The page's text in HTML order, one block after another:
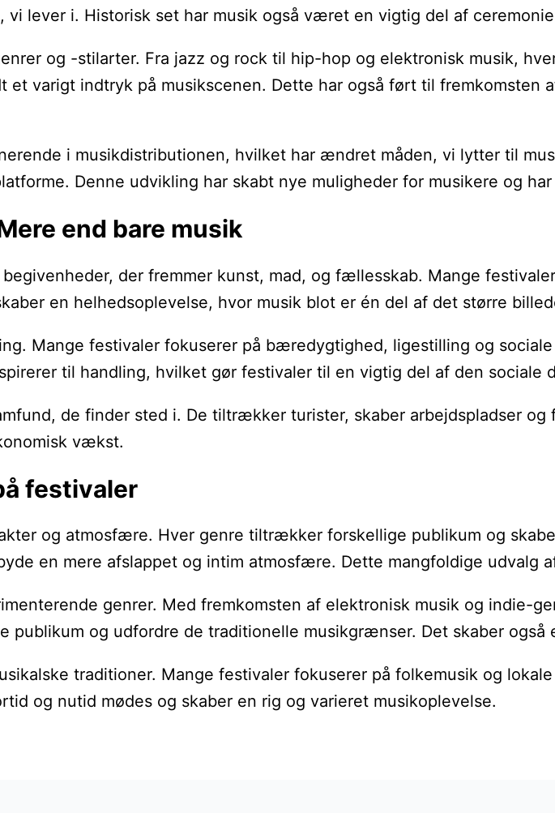
lever i. Historisk set har musik også været en vigtig del af
og -stilarter. Fra jazz og rock til hip-hop og elektronisk musik,
varigt indtryk på musikscenen. Dette har også ført til
i musikdistributionen, hvilket har ændret måden, vi lytter til
Denne udvikling har skabt nye muligheder for musikere og
end bare musik
der fremmer kunst, mad, og fællesskab. Mange
en helhedsoplevelse, hvor musik blot er én del af det større
Mange festivaler fokuserer på bæredygtighed, ligestilling og
til handling, hvilket gør festivaler til en vigtig del af den sociale
de finder sted i. De tiltrækker turister, skaber arbejdspladser
vækst.
festivaler
og atmosfære. Hver genre tiltrækker forskellige publikum og
en mere afslappet og intim atmosfære. Dette mangfoldige
genrer. Med fremkomsten af elektronisk musik og indie-
publikum og udfordre de traditionelle musikgrænser. Det skaber
traditioner. Mange festivaler fokuserer på folkemusik og
og nutid mødes og skaber en rig og varieret musikoplevelse.